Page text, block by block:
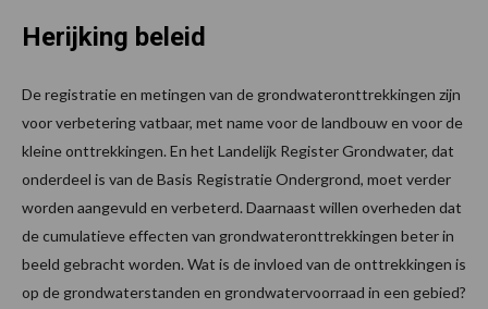
Herijking beleid
De registratie en metingen van de grondwateronttrekkingen zijn
voor verbetering vatbaar, met name voor de landbouw en voor de
kleine onttrekkingen. En het Landelijk Register Grondwater, dat
onderdeel is van de Basis Registratie Ondergrond, moet verder
worden aangevuld en verbeterd. Daarnaast willen overheden dat
de cumulatieve effecten van grondwateronttrekkingen beter in
beeld gebracht worden. Wat is de invloed van de onttrekkingen is
op de grondwaterstanden en grondwatervoorraad in een gebied?